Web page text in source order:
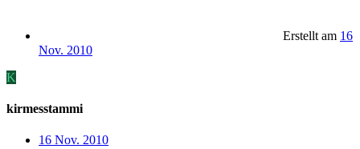
Erstellt am 16
Nov. 2010
K
kirmesstammi
16 Nov. 2010